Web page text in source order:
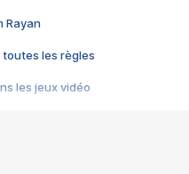
Rayan
toutes les règles
les jeux vidéo